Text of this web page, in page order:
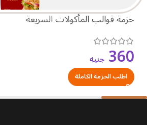
حزمة قوالب المأكولات السريعة
360 جنيه
اطلب الحزمة الكاملة